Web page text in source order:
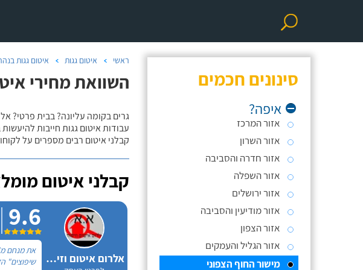
סינונים חכמים
איפה?
אזור המרכז
אזור השרון
אזור חדרה והסביבה
אזור השפלה
אזור ירושלים
אזור מודיעין והסביבה
אזור הצפון
אזור הגליל והעמקים
מישור החוף הצפוני
ראשי איטום גגות איטום גגות
השוואת מחירי
גרים בקומה עליונה? בבית פרטי?
עבודות איטום גגות חייבות
קבלני איטום רבים מספרים על
קבלני איטום
אלרום איטום וזיפות
9.6
את מנחם
שיפוצים"